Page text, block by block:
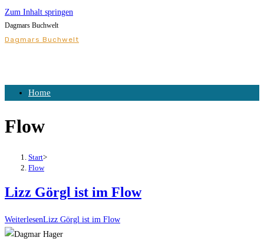
Zum Inhalt springen
Dagmars Buchwelt
Dagmars Buchwelt
Home
Flow
Start>
Flow
Lizz Görgl ist im Flow
WeiterlesenLizz Görgl ist im Flow